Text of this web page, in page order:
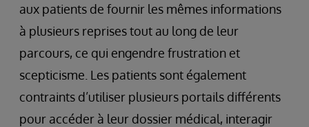
aux patients de fournir les mêmes informations
à plusieurs reprises tout au long de leur
parcours, ce qui engendre frustration et
scepticisme. Les patients sont également
contraints d’utiliser plusieurs portails différents
pour accéder à leur dossier médical, interagir